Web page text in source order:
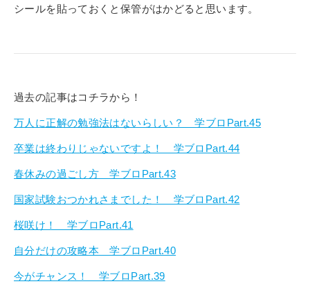
シールを貼っておくと保管がはかどると思います。
過去の記事はコチラから！
万人に正解の勉強法はないらしい？ 学ブロPart.45
卒業は終わりじゃないですよ！ 学ブロPart.44
春休みの過ごし方 学ブロPart.43
国家試験おつかれさまでした！ 学ブロPart.42
桜咲け！ 学ブロPart.41
自分だけの攻略本 学ブロPart.40
今がチャンス！ 学ブロPart.39